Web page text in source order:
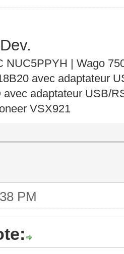
NUC5PPYH | Wago
avec adaptateur
avec adaptateur USB/
VSX921
PM